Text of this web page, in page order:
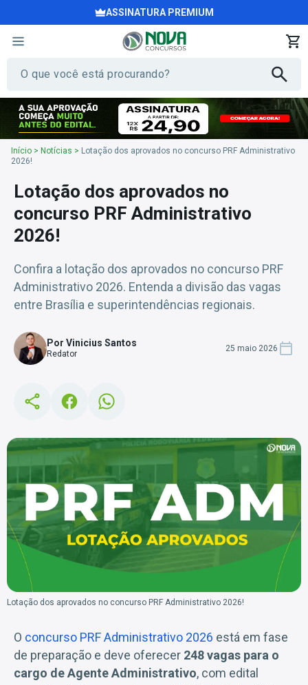
ASSINATURA PREMIUM
Início > Notícias > Lotação dos aprovados no concurso PRF Administrativo
2026!
Lotação dos aprovados no
concurso PRF Administrativo
2026!
Confira a lotação dos aprovados no concurso PRF
Administrativo 2026. Entenda a divisão das vagas
entre Brasília e superintendências regionais.
Por Vinicius Santos
Redator
25 maio 2026
Lotação dos aprovados no concurso PRF Administrativo 2026!
O concurso PRF Administrativo 2026 está em fase
de preparação e deve oferecer 248 vagas para o
cargo de Agente Administrativo, com edital